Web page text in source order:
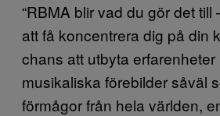
“RBMA blir vad du gör det till
att få koncentrera dig på din
chans att utbyta erfarenheter
musikaliska förebilder såväl
förmågor från hela världen,